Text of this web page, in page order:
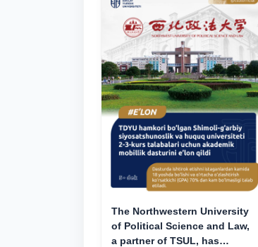
The Northwestern University
of Political Science and Law,
a partner of TSUL, has